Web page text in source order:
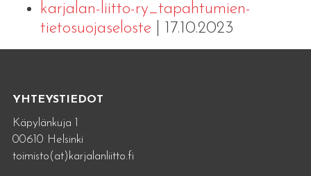
karjalan-liitto-ry_tapahtumien-
tietosuojaseloste| 17.10.2023
YHTEYSTIEDOT
Käpylänkuja 1
00610 Helsinki
toimisto(at)karjalanliitto.fi